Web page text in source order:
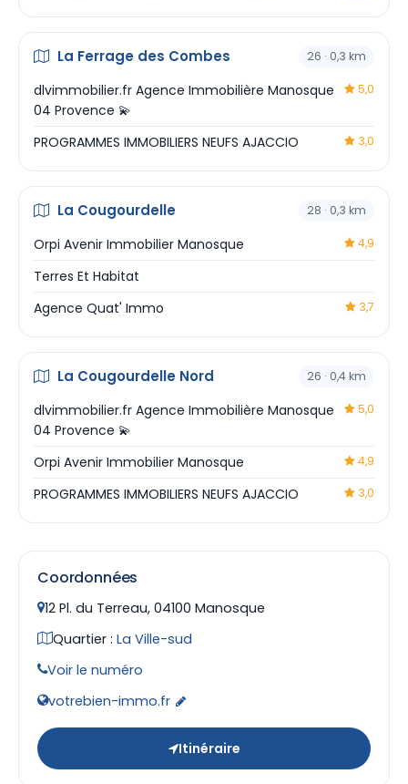
La Ferrage des Combes 26 · 0,3 km
dlvimmobilier.fr Agence Immobilière Manosque
04 Provence 💫
5,0
PROGRAMMES IMMOBILIERS NEUFS AJACCIO 3,0
La Cougourdelle 28 · 0,3 km
Orpi Avenir Immobilier Manosque 4,9
Terres Et Habitat
Agence Quat' Immo
3,7
La Cougourdelle Nord 26 · 0,4 km
dlvimmobilier.fr Agence Immobilière Manosque
04 Provence 💫
5,0
Orpi Avenir Immobilier Manosque 4,9
PROGRAMMES IMMOBILIERS NEUFS AJACCIO 3,0
Coordonnées
12 Pl. du Terreau, 04100 Manosque
Quartier : La Ville-sud
Voir le numéro
votrebien-immo.fr
Itinéraire